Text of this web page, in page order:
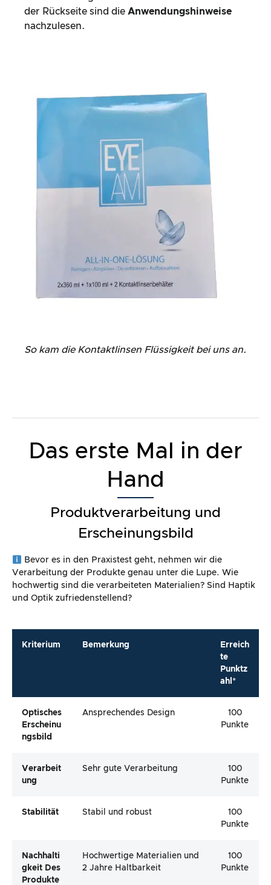
der Rückseite sind die Anwendungshinweise
nachzulesen.
So kam die Kontaktlinsen Flüssigkeit bei uns an.
Das erste Mal in der
Hand
Produktverarbeitung und
Erscheinungsbild
Bevor es in den Praxistest geht, nehmen wir die
Verarbeitung der Produkte genau unter die Lupe. Wie
hochwertig sind die verarbeiteten Materialien? Sind Haptik
und Optik zufriedenstellend?
Kriterium Bemerkung
Erreich
te
Punktz
ahl*
Optisches
Erscheinu
Ngsbild
Ansprechendes Design
100
Punkte
Verarbeit
Ung
Sehr gute Verarbeitung
100
Punkte
Stabilität Stabil und robust
100
Punkte
Nachhalti
Gkeit Des
Produkte
Hochwertige Materialien und
2 Jahre Haltbarkeit
100
Punkte